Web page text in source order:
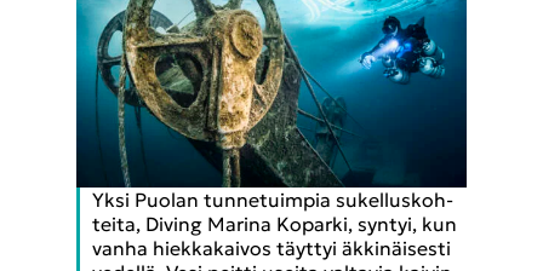
Yksi Puo­lan tun­ne­tuim­pia su­kel­lus­koh­
tei­ta, Di­ving Ma­ri­na Ko­par­ki, syn­tyi, kun
vanha hiek­ka­kai­vos täyt­tyi äk­ki­näi­ses­ti